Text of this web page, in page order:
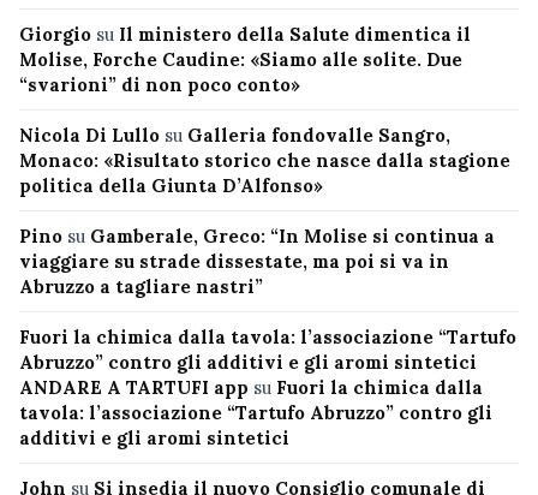
Giorgio su Il ministero della Salute dimentica il
Molise, Forche Caudine: «Siamo alle solite. Due
“svarioni” di non poco conto»
Nicola Di Lullo su Galleria fondovalle Sangro,
Monaco: «Risultato storico che nasce dalla stagione
politica della Giunta D’Alfonso»
Pino su Gamberale, Greco: “In Molise si continua a
viaggiare su strade dissestate, ma poi si va in
Abruzzo a tagliare nastri”
Fuori la chimica dalla tavola: l’associazione “Tartufo
Abruzzo” contro gli additivi e gli aromi sintetici
ANDARE A TARTUFI app su Fuori la chimica dalla
tavola: l’associazione “Tartufo Abruzzo” contro gli
additivi e gli aromi sintetici
John su Si insedia il nuovo Consiglio comunale di